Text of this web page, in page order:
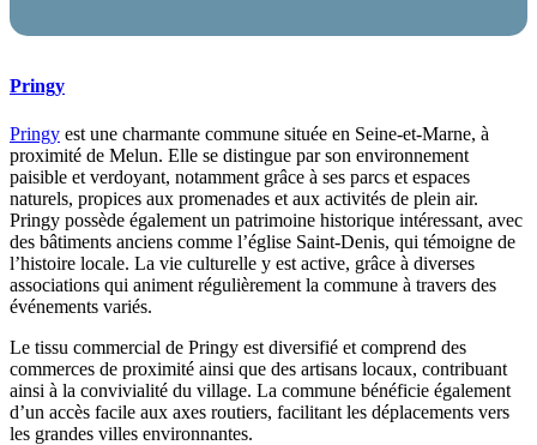
Pringy
Pringy est une charmante commune située en Seine-et-Marne, à
proximité de Melun. Elle se distingue par son environnement
paisible et verdoyant, notamment grâce à ses parcs et espaces
naturels, propices aux promenades et aux activités de plein air.
Pringy possède également un patrimoine historique intéressant, avec
des bâtiments anciens comme l’église Saint-Denis, qui témoigne de
l’histoire locale. La vie culturelle y est active, grâce à diverses
associations qui animent régulièrement la commune à travers des
événements variés.
Le tissu commercial de Pringy est diversifié et comprend des
commerces de proximité ainsi que des artisans locaux, contribuant
ainsi à la convivialité du village. La commune bénéficie également
d’un accès facile aux axes routiers, facilitant les déplacements vers
les grandes villes environnantes.